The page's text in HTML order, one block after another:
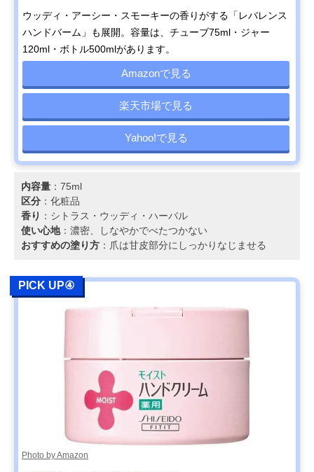
ウッディ・アーシー・スモーキーの香りがする「レバレンス
ハンドバーム」も展開。容量は、チューブ75ml・ジャー
120ml・ボトル500mlがあります。
Amazonで見る
楽天市場で見る
Yahoo!で見る
内容量 ：75ml
区分 ：化粧品
香り ：シトラス・ウッディ・ハーバル
使い心地：濃密、しなやかでべたつかない
おすすめの塗り方 ：爪は甘皮部分にしっかりなじませる
PICK UP④
Photo by Amazon